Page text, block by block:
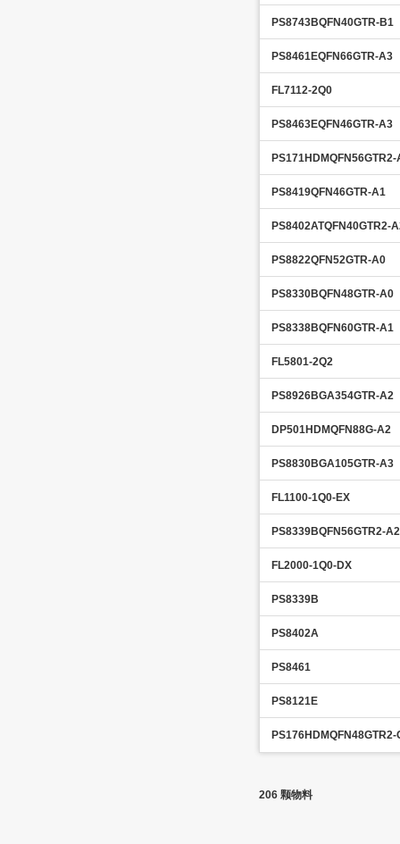
PS8743BQFN40GTR-B1
PS8461EQFN66GTR-A3
FL7112-2Q0
PS8463EQFN46GTR-A3
PS171HDMQFN56GTR2-
PS8419QFN46GTR-A1
PS8402ATQFN40GTR2-
PS8822QFN52GTR-A0
PS8330BQFN48GTR-A0
PS8338BQFN60GTR-A1
FL5801-2Q2
PS8926BGA354GTR-A2
DP501HDMQFN88G-A2
PS8830BGA105GTR-A3
FL1100-1Q0-EX
PS8339BQFN56GTR2-A2
FL2000-1Q0-DX
PS8339B
PS8402A
PS8461
PS8121E
PS176HDMQFN48GTR2-
206 颗物料